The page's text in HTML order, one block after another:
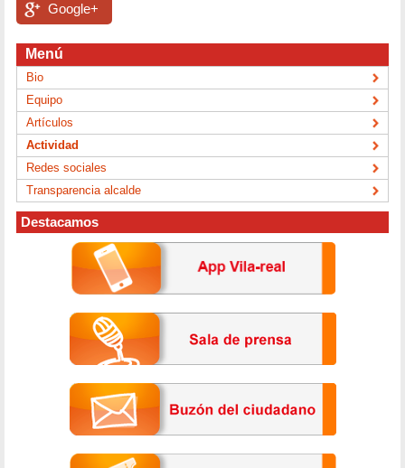
Google+
Menú
Bio
Equipo
Artículos
Actividad
Redes sociales
Transparencia alcalde
Destacamos